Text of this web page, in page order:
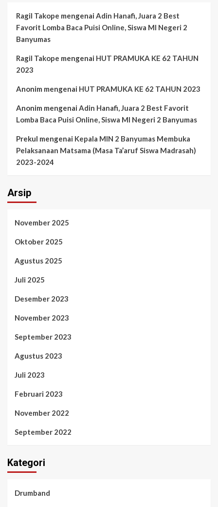
Ragil Takope mengenai Adin Hanafi, Juara 2 Best
Favorit Lomba Baca Puisi Online, Siswa MI Negeri 2
Banyumas
Ragil Takope mengenai HUT PRAMUKA KE 62 TAHUN
2023
Anonim mengenai HUT PRAMUKA KE 62 TAHUN 2023
Anonim mengenai Adin Hanafi, Juara 2 Best Favorit
Lomba Baca Puisi Online, Siswa MI Negeri 2 Banyumas
Prekul mengenai Kepala MIN 2 Banyumas Membuka
Pelaksanaan Matsama (Masa Ta’aruf Siswa Madrasah)
2023-2024
Arsip
November 2025
Oktober 2025
Agustus 2025
Juli 2025
Desember 2023
November 2023
September 2023
Agustus 2023
Juli 2023
Februari 2023
November 2022
September 2022
Kategori
Drumband